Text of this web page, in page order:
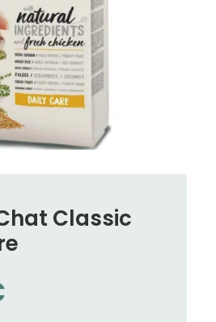
Classic